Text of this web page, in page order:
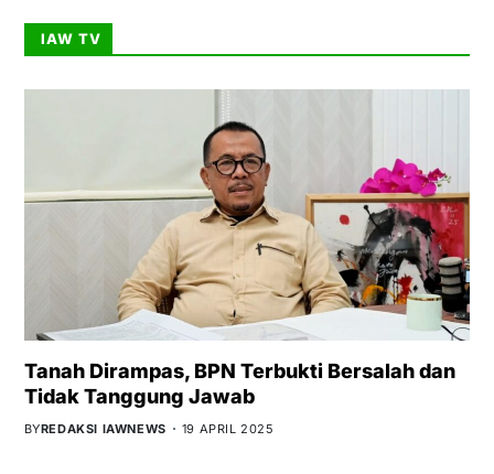
IAW TV
Tanah Dirampas, BPN Terbukti Bersalah dan
Tidak Tanggung Jawab
BYREDAKSI IAWNEWS 19 APRIL 2025